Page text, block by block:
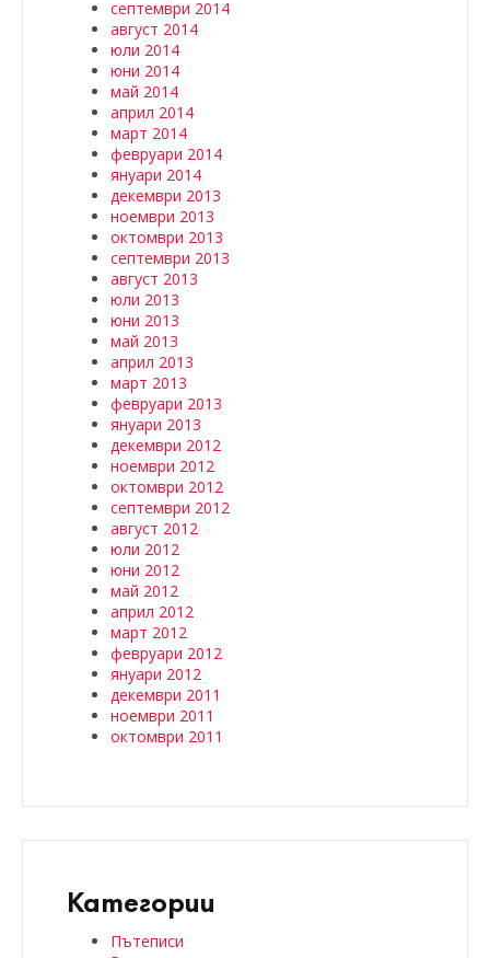
септември 2014
август 2014
юли 2014
юни 2014
май 2014
април 2014
март 2014
февруари 2014
януари 2014
декември 2013
ноември 2013
октомври 2013
септември 2013
август 2013
юли 2013
юни 2013
май 2013
април 2013
март 2013
февруари 2013
януари 2013
декември 2012
ноември 2012
октомври 2012
септември 2012
август 2012
юли 2012
юни 2012
май 2012
април 2012
март 2012
февруари 2012
януари 2012
декември 2011
ноември 2011
октомври 2011
Категории
Пътеписи